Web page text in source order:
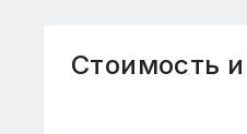
Стоимость